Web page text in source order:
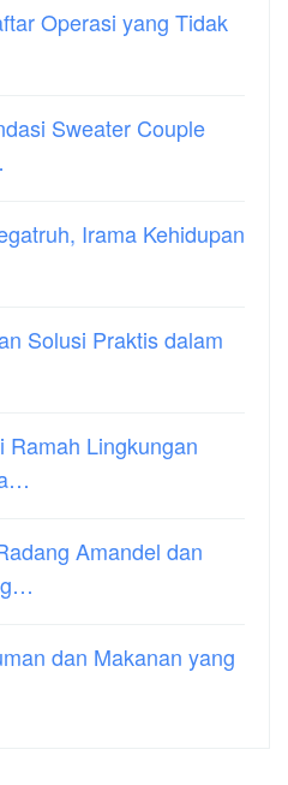
Operasi yang Tidak
Sweater Couple
Irama Kehidupan
Solusi Praktis dalam
Ramah Lingkungan
Amandel dan
dan Makanan yang